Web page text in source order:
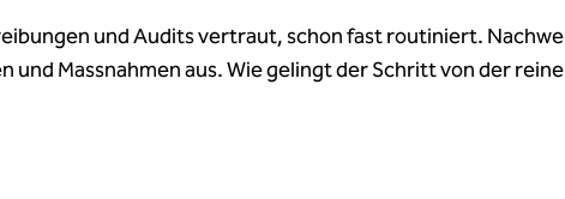
und Audits vertraut, schon fast routiniert.
Massnahmen aus. Wie gelingt der Schritt von der